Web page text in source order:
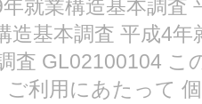
就業構造基本調査
造基本調査 平成4
査 GL02100104
利用にあたって